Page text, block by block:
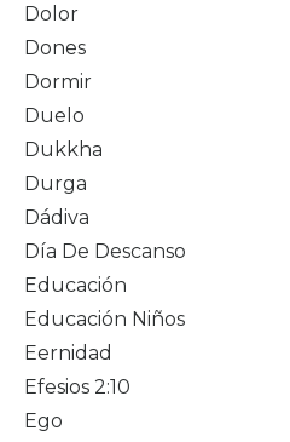
Dolor
Dones
Dormir
Duelo
Dukkha
Durga
Dádiva
Día De Descanso
Educación
Educación Niños
Eernidad
Efesios 2:10
Ego